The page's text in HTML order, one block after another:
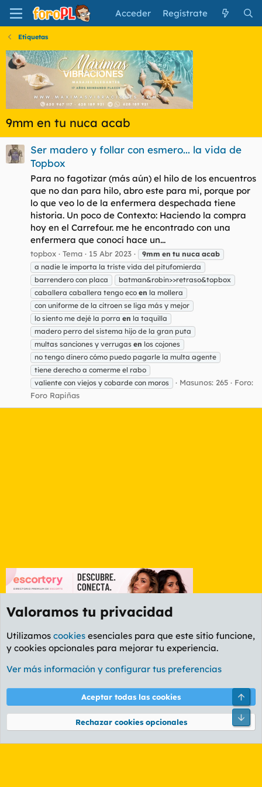
Acceder Regístrate
Etiquetas
9mm en tu nuca acab
Ser madero y follar con esmero... la vida de
Topbox
Para no fagotizar (más aún) el hilo de los encuentros
que no dan para hilo, abro este para mi, porque por
lo que veo lo de la enfermera despechada tiene
historia. Un poco de Contexto: Haciendo la compra
hoy en el Carrefour. me he encontrado con una
enfermera que conocí hace un...
topbox Tema 15 Abr 2023 9mm en tu nuca acab
a nadie le importa la triste vida del pitufomierda
barrendero con placa
batman&robin>>retraso&topbox
caballera caballera tengo eco en la mollera
con uniforme de la citroen se liga más y mejor
lo siento me dejé la porra en la taquilla
madero perro del sistema hijo de la gran puta
multas sanciones y verrugas en los cojones
no tengo dinero cómo puedo pagarle la multa agente
tiene derecho a comerme el rabo
valiente con viejos y cobarde con moros
Masunos: 265
Foro:
Foro Rapiñas
Etiquetas
Cookies
PL OLDSTYLE AMARILLO
Términos y reglas Política de privacidad Ayuda
Community platform by XenForo® © 2010-2026 XenForo Ltd.
Valoramos tu privacidad
Utilizamos cookies esenciales para que este sitio funcione,
y cookies opcionales para mejorar tu experiencia.
Ver más información y configurar tus preferencias
Aceptar todas las cookies
Rechazar cookies opcionales
Pie